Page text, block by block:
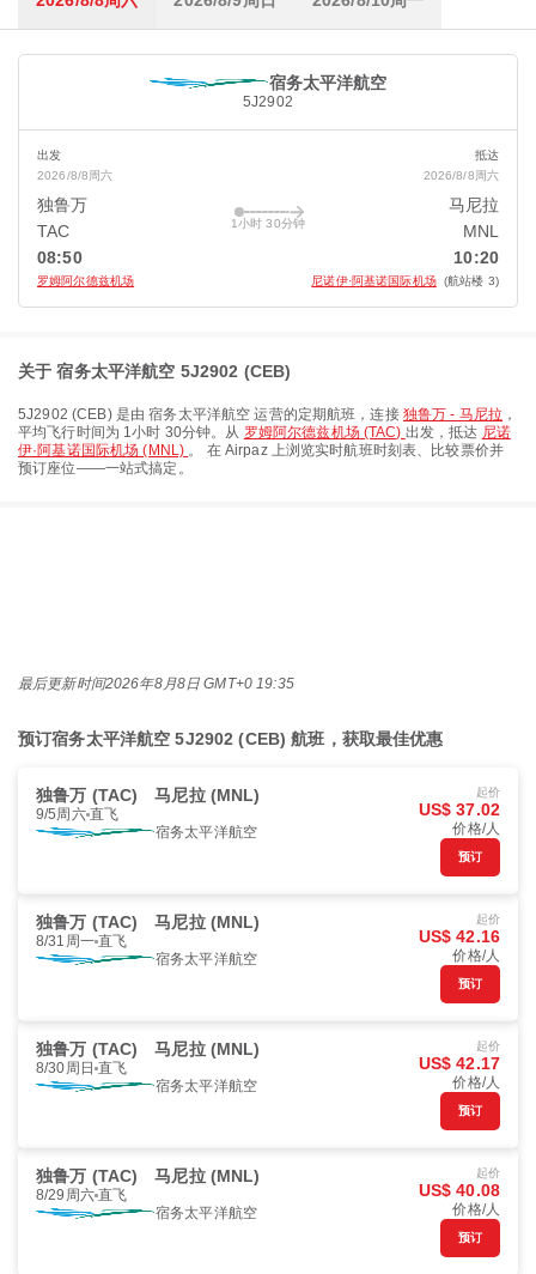
宿务太平洋航空
5J2902
出发
2026/8/8周六
独鲁万
TAC
08:50
罗姆阿尔德兹机场
1小时 30分钟
抵达
2026/8/8周六
马尼拉
MNL
10:20
尼诺伊·阿基诺国际机场 (航站楼 3)
关于 宿务太平洋航空 5J2902 (CEB)
5J2902 (CEB) 是由宿务太平洋航空 运营的定期航班，连接 独鲁万 - 马尼拉 ，
平均飞行时间为 1小时 30分钟。从 罗姆阿尔德兹机场 (TAC) 出发，抵达 尼诺
伊·阿基诺国际机场 (MNL) 。 在 Airpaz 上浏览实时航班时刻表、比较票价并
预订座位——一站式搞定。
最后更新时间2026年8月8日 GMT+0 19:35
预订宿务太平洋航空 5J2902 (CEB) 航班，获取最佳优惠
独鲁万 (TAC) 马尼拉 (MNL)
9/5周六 直飞
宿务太平洋航空
起价
US$ 37.02
价格/人
预订
独鲁万 (TAC) 马尼拉 (MNL)
8/31周一 直飞
宿务太平洋航空
起价
US$ 42.16
价格/人
预订
独鲁万 (TAC) 马尼拉 (MNL)
8/30周日 直飞
宿务太平洋航空
起价
US$ 42.17
价格/人
预订
独鲁万 (TAC) 马尼拉 (MNL)
8/29周六 直飞
宿务太平洋航空
起价
US$ 40.08
价格/人
预订